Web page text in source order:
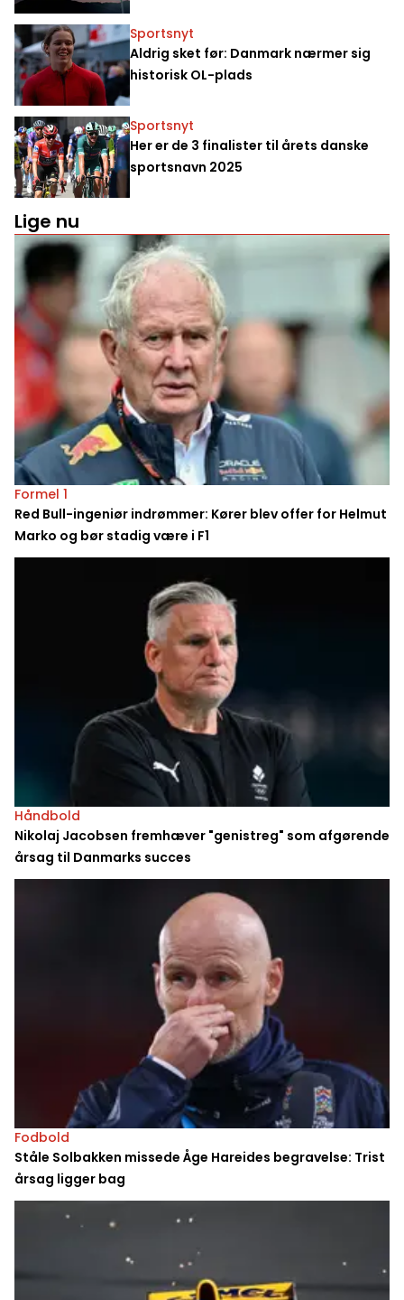
Sportsnyt
Aldrig sket før: Danmark nærmer sig
historisk OL-plads
Sportsnyt
Her er de 3 finalister til årets danske
sportsnavn 2025
Lige nu
Formel 1
Red Bull-ingeniør indrømmer: Kører blev offer for Helmut
Marko og bør stadig være i F1
Håndbold
Nikolaj Jacobsen fremhæver "genistreg" som afgørende
årsag til Danmarks succes
Fodbold
Ståle Solbakken missede Åge Hareides begravelse: Trist
årsag ligger bag